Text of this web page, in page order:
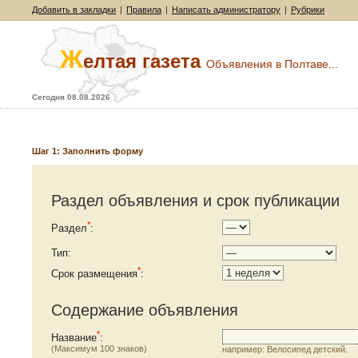
Добавить в закладки | Правила | Написать администратору | Рубрики
Желтая газета Объявления в Полтаве...
Сегодня 08.08.2026
Шаг 1: Заполнить форму
Раздел объявления и срок публикации
Раздел*:
Тип:
Срок размещения*:
Содержание объявления
Название*:
(Максимум 100 знаков) например: Велосипед детский.